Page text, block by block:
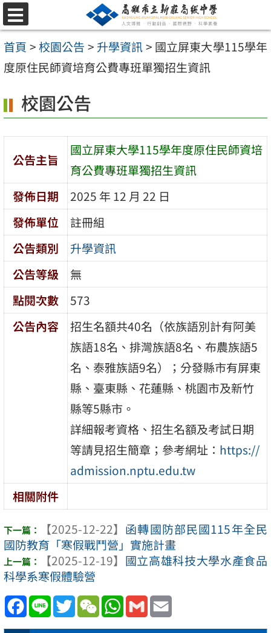
跳
至
主
要
容
區
選
單
首頁 >校園公告 > 升學資訊> 國立屏東大學115學年
度原住民師資培育公費專班單獨招生資訊
校園公告
公告主旨
國立屏東大學115學年度原住民師資培
育公費專班單獨招生資訊
發佈日期
2025 年 12 月 22 日
發佈單位
註冊組
公告類別
升學資訊
公告等級
無
點閱次數
573
公告內容
招生名額共40名（依族語別計有阿美
族語18名、排灣族語8名、布農族語5
名、泰雅族語9名）；分發縣市有屏東
縣、臺東縣、花蓮縣、桃園市及新竹
縣等5縣市。
詳細報考資格、招生名額及考試日期
等請見招生簡章；參考網址： https://
admission.nptu.edu.tw
相關附件
【2025-12-22】 函轉國防部民國115年全民
國防教育「寒假戰鬥營」實施計畫
【2025-12-19】 國立高雄科技大學水產食品
科學系寒假體驗營
Facebook
Line TwitterWeChatWhatsApp
Gmail